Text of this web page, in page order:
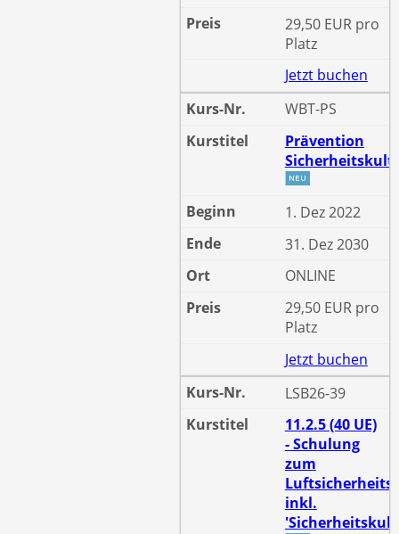
29,50 EUR pro
Platz
Jetzt buchen
WBT-PS
Prävention
1. Dez 2022
31. Dez 2030
ONLINE
29,50 EUR pro
Platz
Jetzt buchen
LSB26-39
11.2.5 (40 UE)
- Schulung
zum
inkl.